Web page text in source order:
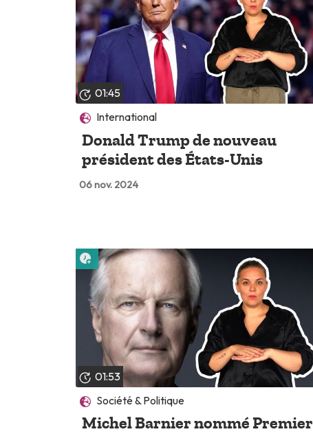
01:45
International
Donald Trump de nouveau
président des États-Unis
06 nov. 2024
01:53
Société & Politique
Michel Barnier nommé Premier
Lire plus tard